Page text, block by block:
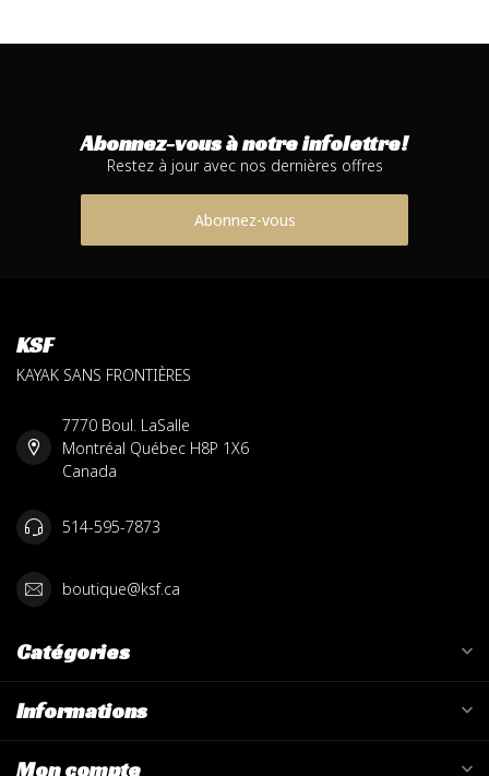
Abonnez-vous à notre infolettre!
Restez à jour avec nos dernières offres
Abonnez-vous
KSF
KAYAK SANS FRONTIÈRES
7770 Boul. LaSalle
Montréal Québec H8P 1X6
Canada
514-595-7873
boutique@ksf.ca
Catégories
Informations
Mon compte